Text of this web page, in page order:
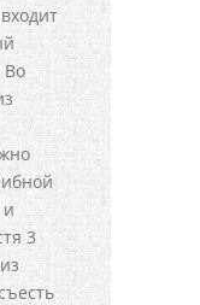
Во
3